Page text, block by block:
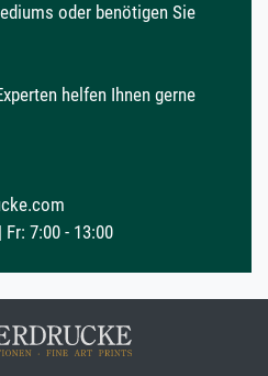
oder benötigen Sie
helfen Ihnen gerne
7:00 - 13:00